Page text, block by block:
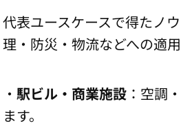
代表ユースケースで得たノ
理・防災・物流などへの適
・ 駅ビル・商業施設 ：空調
ます。